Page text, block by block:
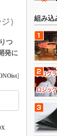
）
つ
発に
]
組み込